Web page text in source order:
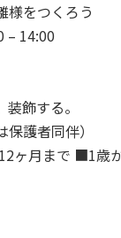
様をつくろう
– 14:00
飾する。
護者同伴）
ヶ月まで ■1歳